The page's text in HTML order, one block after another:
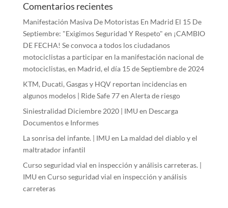
Comentarios recientes
Manifestación Masiva De Motoristas En Madrid El 15 De
Septiembre: "Exigimos Seguridad Y Respeto" en ¡CAMBIO
DE FECHA! Se convoca a todos los ciudadanos
motociclistas a participar en la manifestación nacional de
motociclistas, en Madrid, el día 15 de Septiembre de 2024
KTM, Ducati, Gasgas y HQV reportan incidencias en
algunos modelos | Ride Safe 77en Alerta de riesgo
Siniestralidad Diciembre 2020 | IMU en Descarga
Documentos e Informes
La sonrisa del infante. | IMU en La maldad del diablo y el
maltratador infantil
Curso seguridad vial en inspección y análisis carreteras. |
IMU en Curso seguridad vial en inspección y análisis
carreteras